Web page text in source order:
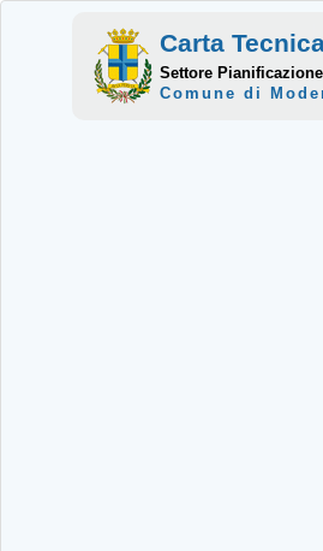
Carta
Settore
Comune di